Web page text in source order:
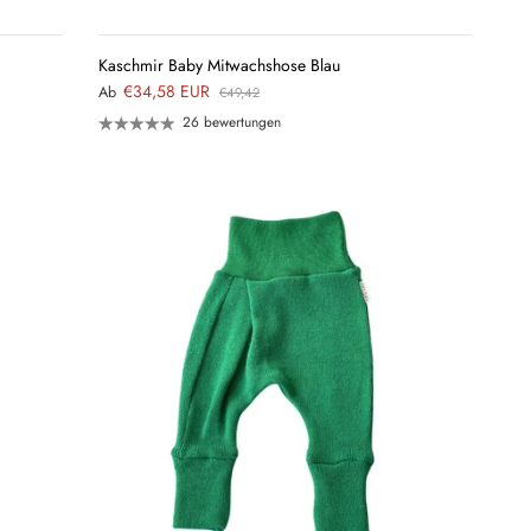
Kaschmir Baby Mitwachshose Blau
Ab €34,58 EUR €49,42
26 bewertungen